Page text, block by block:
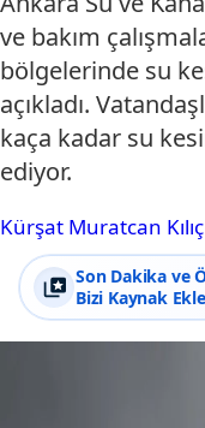
ve bakım
bölgelerinde su
açıkladı.
kaça kadar su
ediyor.
Kürşat Muratcan Kılıç
Son Dakika ve
Bizi Kaynak